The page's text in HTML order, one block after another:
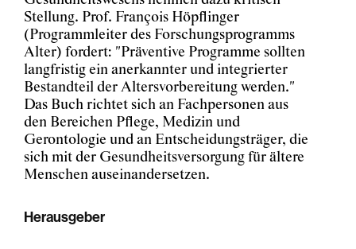
Stellung. Prof. François Höpflinger
(Programmleiter des Forschungsprogramms
Alter) fordert: "Präventive Programme sollten
langfristig ein anerkannter und integrierter
Bestandteil der Altersvorbereitung werden."
Das Buch richtet sich an Fachpersonen aus
den Bereichen Pflege, Medizin und
Gerontologie und an Entscheidungsträger, die
sich mit der Gesundheitsversorgung für ältere
Menschen auseinandersetzen.
Herausgeber